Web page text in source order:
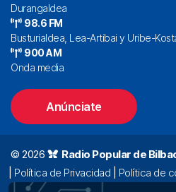
Durangaldea
98.6 FM
Busturialdea, Lea-Artibai y Uribe-
900 AM
Onda media
Anúnciate
© 2026 Radio Popular de
Política de Privacidad Política de